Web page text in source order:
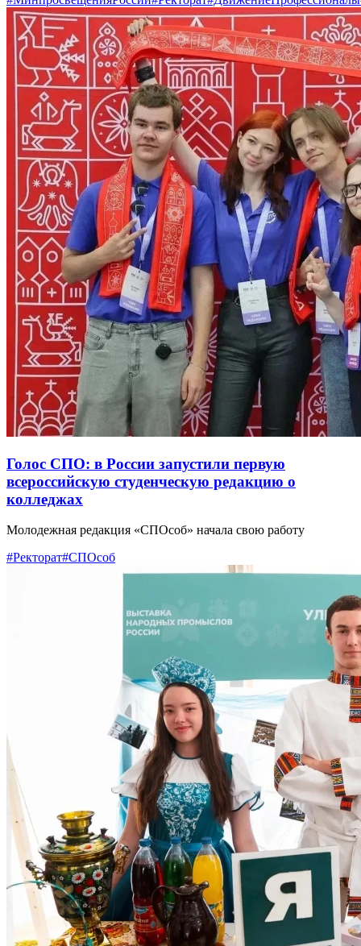
Голос СПО: в России запустили первую
всероссийскую студенческую редакцию о
колледжах
Молодежная редакция «СПОсоб» начала свою работу
#Ректорат#СПОсоб